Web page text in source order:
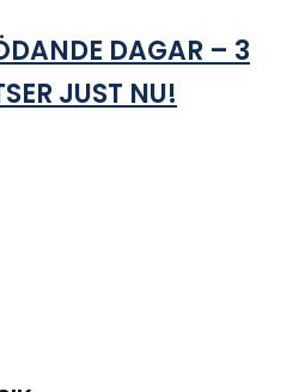
DAGAR – 3
JUST NU!